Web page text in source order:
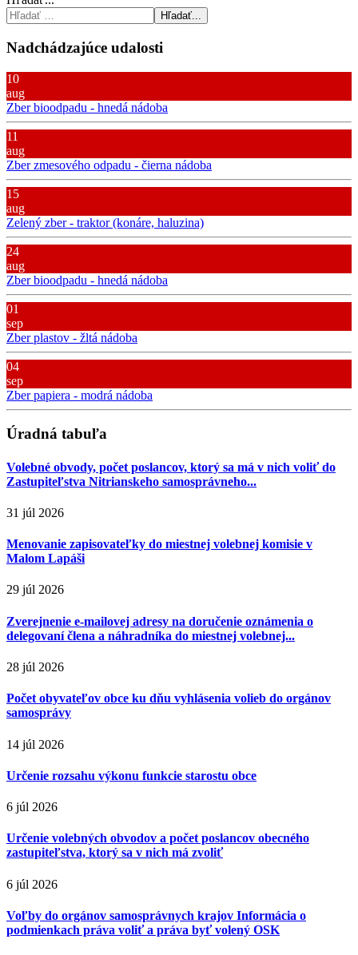
Hľadať...
Nadchádzajúce udalosti
10
aug
Zber bioodpadu - hnedá nádoba
11
aug
Zber zmesového odpadu - čierna nádoba
15
aug
Zelený zber - traktor (konáre, haluzina)
24
aug
Zber bioodpadu - hnedá nádoba
01
sep
Zber plastov - žltá nádoba
04
sep
Zber papiera - modrá nádoba
Úradná tabuľa
Volebné obvody, počet poslancov, ktorý sa má v nich voliť do
Zastupiteľstva Nitrianskeho samosprávneho...
31 júl 2026
Menovanie zapisovateľky do miestnej volebnej komisie v
Malom Lapáši
29 júl 2026
Zverejnenie e-mailovej adresy na doručenie oznámenia o
delegovaní člena a náhradníka do miestnej volebnej...
28 júl 2026
Počet obyvateľov obce ku dňu vyhlásenia volieb do orgánov
samosprávy
14 júl 2026
Určenie rozsahu výkonu funkcie starostu obce
6 júl 2026
Určenie volebných obvodov a počet poslancov obecného
zastupiteľstva, ktorý sa v nich má zvoliť
6 júl 2026
Voľby do orgánov samosprávnych krajov Informácia o
podmienkach práva voliť a práva byť volený OSK